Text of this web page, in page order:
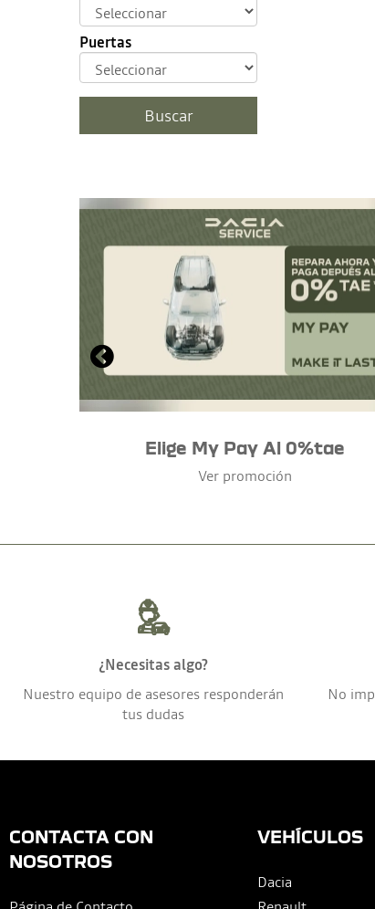
Puertas
Elige My Pay Al 0%tae
Ver promoción
¿Necesitas algo?
Nuestro equipo de asesores responderán
tus dudas
No
CONTACTA CON
NOSOTROS
VEHÍCULOS
Dacia